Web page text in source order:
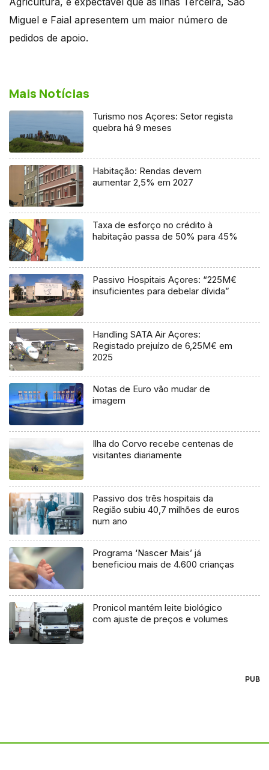
Miguel e Faial apresentem um maior número de
pedidos de apoio.
Mais Notícias
Turismo nos Açores: Setor regista
quebra há 9 meses
Habitação: Rendas devem
aumentar 2,5% em 2027
Taxa de esforço no crédito à
habitação passa de 50% para 45%
Passivo Hospitais Açores: “225M€
insuficientes para debelar dívida”
Handling SATA Air Açores:
Registado prejuízo de 6,25M€ em
2025
Notas de Euro vão mudar de
imagem
Ilha do Corvo recebe centenas de
visitantes diariamente
Passivo dos três hospitais da
Região subiu 40,7 milhões de euros
num ano
Programa ‘Nascer Mais’ já
beneficiou mais de 4.600 crianças
Pronicol mantém leite biológico
com ajuste de preços e volumes
PUB